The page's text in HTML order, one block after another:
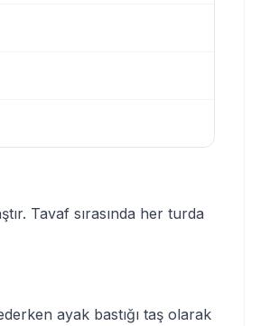
Tavaf sırasında her turda
ayak bastığı taş olarak